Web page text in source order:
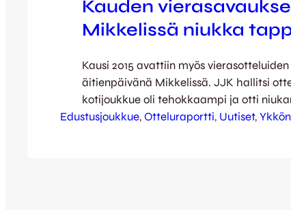
Kauden
Mikkelissä niukka
Kausi 2015 avattiin myös
äitienpäivänä Mikkelissä. JJK hallitsi
kotijoukkue oli tehokkaampi ja otti
Tuomisen ensimmäisen puoliajan
Edustusjoukkue, Otteluraportti, Uutiset,